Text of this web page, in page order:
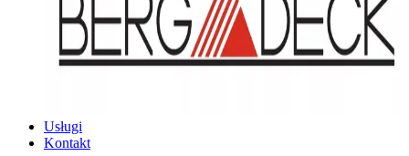
Usługi
Kontakt